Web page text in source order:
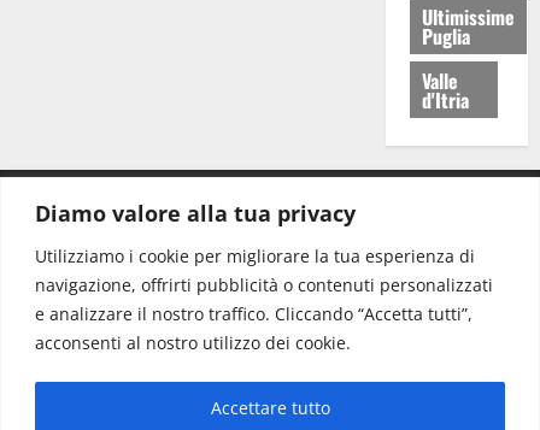
Diamo valore alla tua privacy
Utilizziamo i cookie per migliorare la tua esperienza di
navigazione, offrirti pubblicità o contenuti personalizzati
e analizzare il nostro traffico. Cliccando “Accetta tutti”,
acconsenti al nostro utilizzo dei cookie.
Accettare tutto
Ultimissime
Puglia
Valle
d'Itria
Redazione: redazione@www.martinasera.it
Direttore:direttore@www.martinasera.it
Info & Commerciale:info@www.martinasera.it